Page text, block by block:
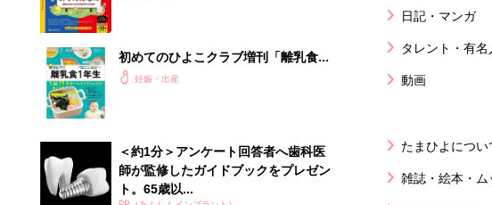
初めてのひよこクラブ増刊「離乳食1
年生 1皿作るだけ！オールインワン​レ
妊娠・出産
＜約1分＞アンケート回答者へ歯科医
師が監修したガイドブックをプレゼン
ト。65歳以...
日記・マンガ
タレント・有名
動画
たまひよについ
雑誌・絵本・